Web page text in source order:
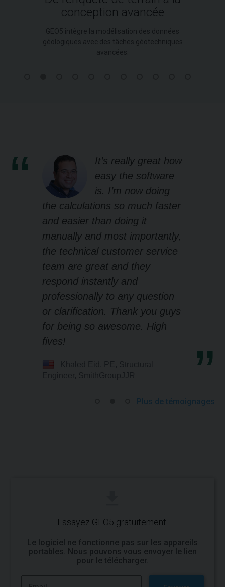
conception avancée
GEO5 intègre la modélisation des données
géologiques avec des tâches géotechniques
avancées.
It’s really great how
easy the software
is. I’m now doing
the calculations so much faster
and easier than doing it
manually and most importantly,
the technical customer service
team are great and they
respond instantly and
professionally to any question
or clarification. Thank you guys
for being so awesome. High
fives!
Plus de témoignages
Essayez GEO5 gratuitement.
Le logiciel ne fonctionne pas sur les appareils
portables. Nous pouvons vous envoyer le lien
pour le télécharger.